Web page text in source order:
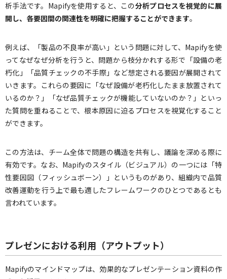
析手法です。Mapifyを使用すると、この分析プロセスを視覚的に展
開し、各要因間の関連性を明確に把握することができます。
例えば、「製品の不良率が高い」という問題に対して、Mapifyを使
ってなぜなぜ分析を行うと、問題から枝分かれする形で「設備の老
朽化」「品質チェックの不手際」など想定される要因が展開されて
いきます。これらの要因に「なぜ設備が老朽化したまま放置されて
いるのか？」「なぜ品質チェックが機能していないのか？」といっ
た質問を重ねることで、根本原因に迫るプロセスを視覚化すること
ができます。
この方法は、チーム全体で問題の構造を共有し、議論を深める際に
有効です。なお、Mapifyのスタイル（ビジュアル）の一つには「特
性要因図（フィッシュボーン）」というものがあり、組織内で品質
改善運動を行う上で最も適したフレームワークのひとつであるとも
言われています。
プレゼンにおける利用（アウトプット）
Mapifyのマインドマップは、効果的なプレゼンテーション資料の作